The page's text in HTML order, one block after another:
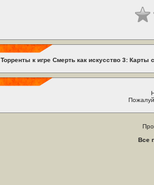
Торренты к игре Смерть как искусство 3: Карты
Все